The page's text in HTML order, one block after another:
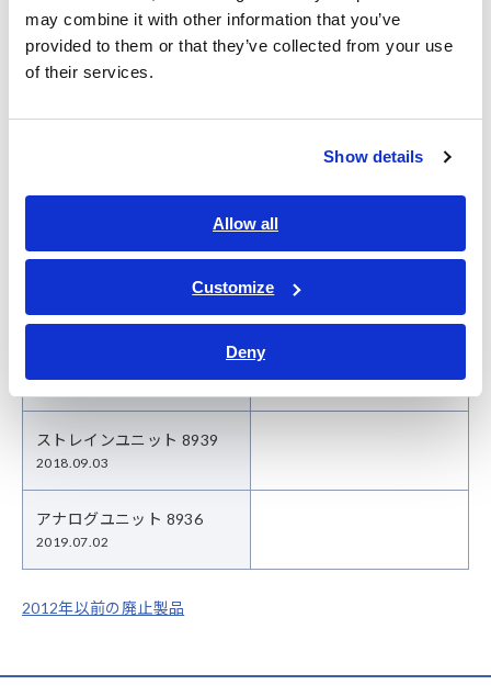
may combine it with other information that you’ve
provided to them or that they’ve collected from your use
of their services.
Show details
Allow all
Customize
Deny
チャージユニット 8947
2019.01.16
F/Vユニット 8940
FFTアナログユニット 8938
2019.06.17
ストレインユニット 8939
2018.09.03
アナログユニット 8936
2019.07.02
2012年以前の廃止製品